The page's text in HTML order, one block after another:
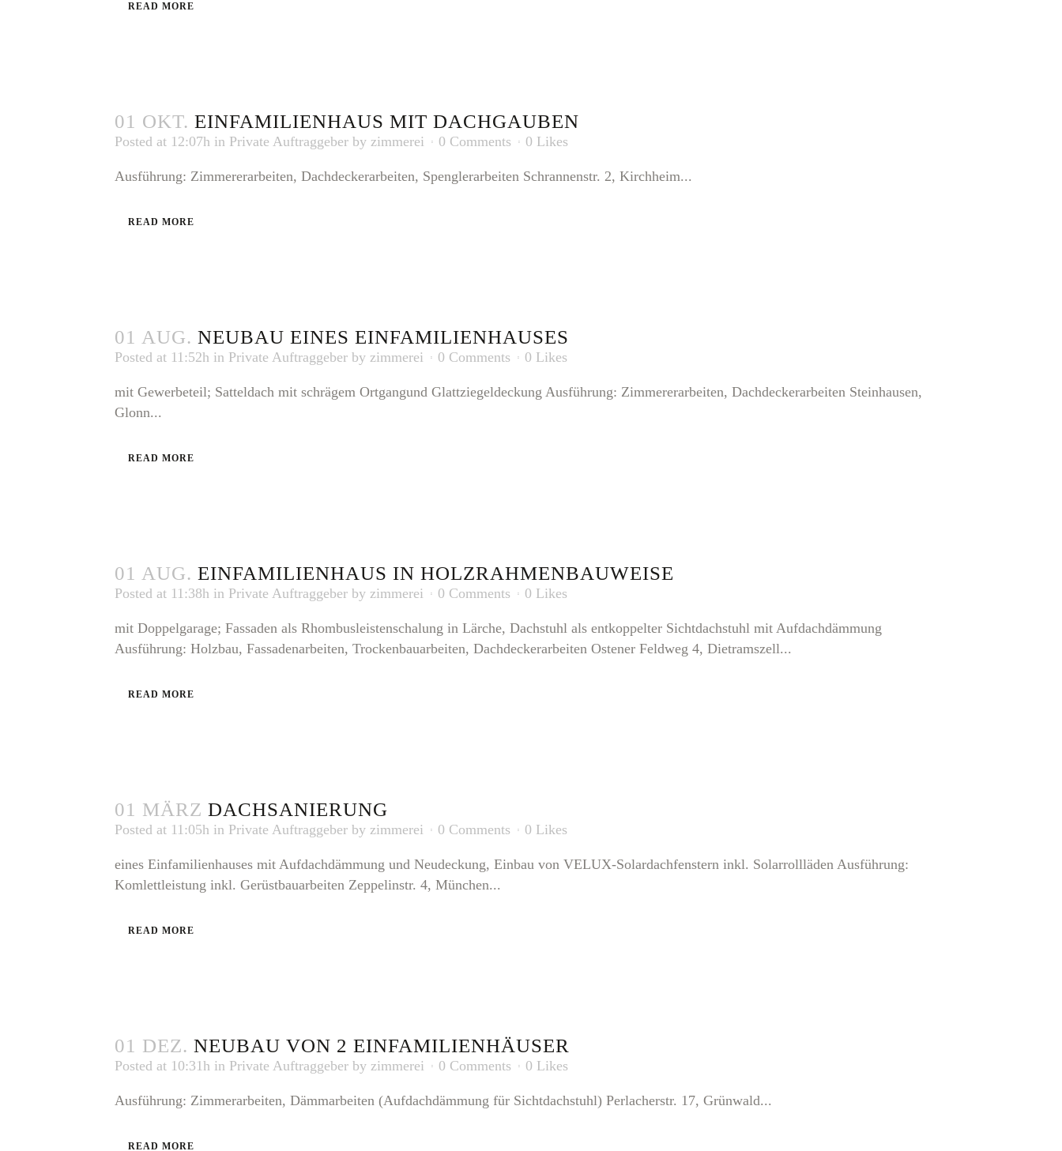
READ MORE
01 OKT. EINFAMILIENHAUS MIT DACHGAUBEN
Posted at 12:07h in Private Auftraggeber by zimmerei 0 Comments 0 Likes
Ausführung: Zimmererarbeiten, Dachdeckerarbeiten, Spenglerarbeiten Schrannenstr. 2, Kirchheim...
READ MORE
01 AUG. NEUBAU EINES EINFAMILIENHAUSES
Posted at 11:52h in Private Auftraggeber by zimmerei 0 Comments 0 Likes
mit Gewerbeteil; Satteldach mit schrägem Ortgangund Glattziegeldeckung Ausführung: Zimmererarbeiten, Dachdeckerarbeiten Steinhausen,
Glonn...
READ MORE
01 AUG. EINFAMILIENHAUS IN HOLZRAHMENBAUWEISE
Posted at 11:38h in Private Auftraggeber by zimmerei 0 Comments 0 Likes
mit Doppelgarage; Fassaden als Rhombusleistenschalung in Lärche, Dachstuhl als entkoppelter Sichtdachstuhl mit Aufdachdämmung
Ausführung: Holzbau, Fassadenarbeiten, Trockenbauarbeiten, Dachdeckerarbeiten Ostener Feldweg 4, Dietramszell...
READ MORE
01 MÄRZ DACHSANIERUNG
Posted at 11:05h in Private Auftraggeber by zimmerei 0 Comments 0 Likes
eines Einfamilienhauses mit Aufdachdämmung und Neudeckung, Einbau von VELUX-Solardachfenstern inkl. Solarrollläden Ausführung:
Komlettleistung inkl. Gerüstbauarbeiten Zeppelinstr. 4, München...
READ MORE
01 DEZ. NEUBAU VON 2 EINFAMILIENHÄUSER
Posted at 10:31h in Private Auftraggeber by zimmerei 0 Comments 0 Likes
Ausführung: Zimmerarbeiten, Dämmarbeiten (Aufdachdämmung für Sichtdachstuhl) Perlacherstr. 17, Grünwald...
READ MORE